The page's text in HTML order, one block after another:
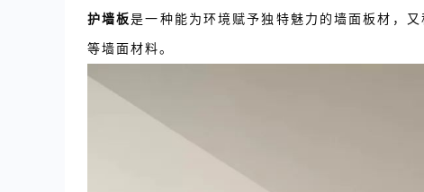
护墙板是一种能为环境赋予独特魅力的墙面板材，
等墙面材料。